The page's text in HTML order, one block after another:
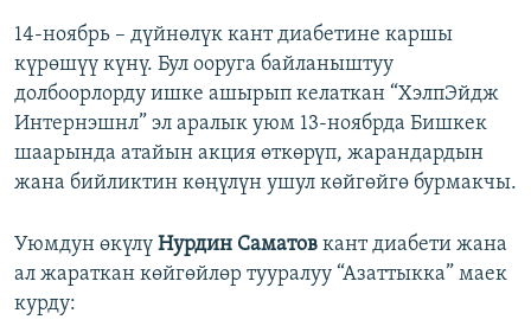
14-ноябрь – дүйнөлүк кант диабетине каршы
күрөшүү күнү. Бул ооруга байланыштуу
долбоорлорду ишке ашырып келаткан “ХэлпЭйдж
Интернэшнл” эл аралык уюм 13-ноябрда Бишкек
шаарында атайын акция өткөрүп, жарандардын
жана бийликтин көңүлүн ушул көйгөйгө бурмакчы.
Уюмдун өкүлү Нурдин Саматов кант диабети жана
ал жараткан көйгөйлөр тууралуу “Азаттыкка” маек
курду: